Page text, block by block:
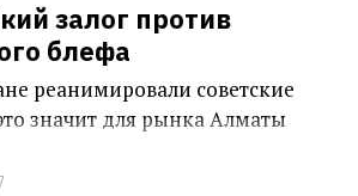
залог против
блефа
реанимировали советские
значит для рынка Алматы